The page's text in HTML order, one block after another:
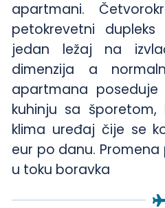
apartmani.
petokrevetni
jedan ležaj na
dimenzija a
apartmana poseduje
kuhinju sa šporetom,
klima uređaj čije se
eur po danu.
u toku boravka